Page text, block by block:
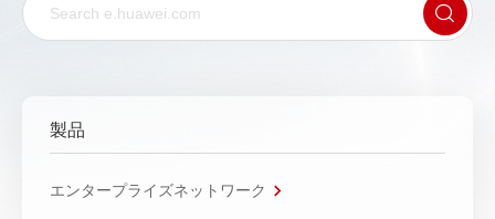
製品
エンタープライズネットワーク